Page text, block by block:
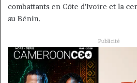
combattants en Côte d’Ivoire et la
au Bénin.
Publicité